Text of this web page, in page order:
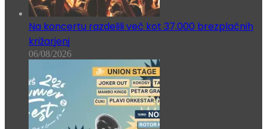
Na koncertu razdelili več kot 37.000 brezplačnih
križarjenj
06/08/2026